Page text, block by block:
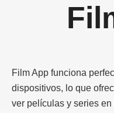
Film App funciona
dispositivos, lo que
ver películas y series